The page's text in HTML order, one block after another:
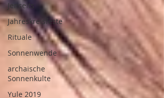
Jenseits
Jahreskreisfeste
Rituale
Sonnenwende
archaische
Sonnenkulte
Yule 2019